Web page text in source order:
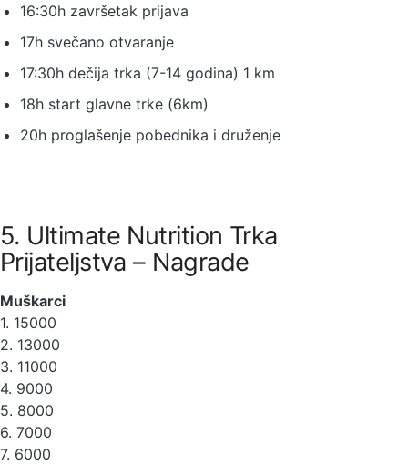
16:30h završetak prijava
17h svečano otvaranje
17:30h dečija trka (7-14 godina) 1 km
18h start glavne trke (6km)
20h proglašenje pobednika i druženje
5. Ultimate Nutrition Trka
Prijateljstva – Nagrade
Muškarci
1. 15000
2. 13000
3. 11000
4. 9000
5. 8000
6. 7000
7. 6000